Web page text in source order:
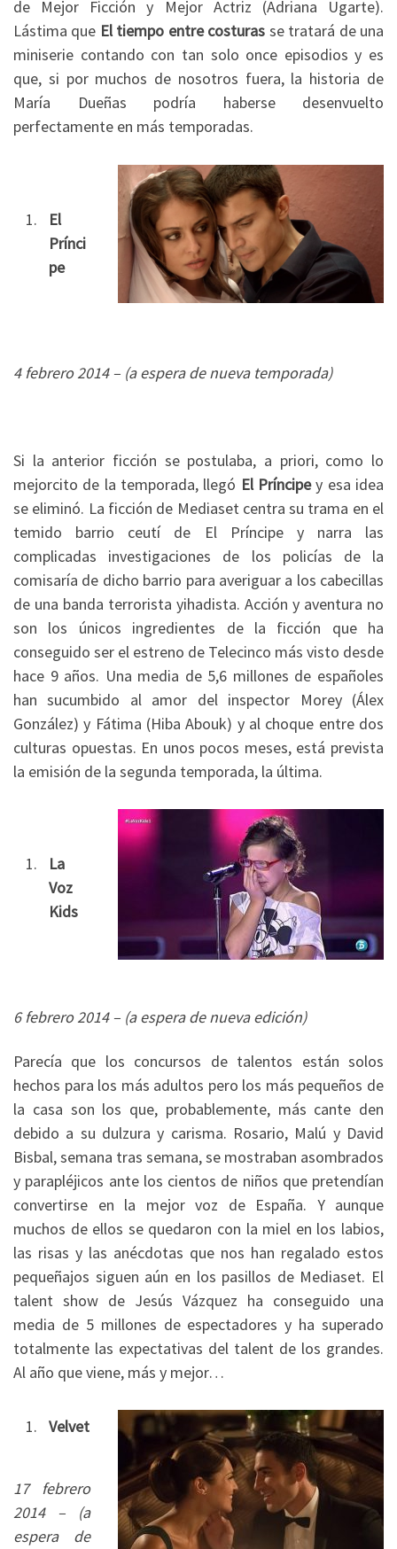
de Mejor Ficción y Mejor Actriz (Adriana Ugarte).
Lástima que El tiempo entre costuras se tratará de una
miniserie contando con tan solo once episodios y es
que, si por muchos de nosotros fuera, la historia de
María Dueñas podría haberse desenvuelto
perfectamente en más temporadas.
El
Prínci
pe
4 febrero 2014 – (a espera de nueva temporada)
Si la anterior ficción se postulaba, a priori, como lo
mejorcito de la temporada, llegó El Príncipey esa idea
se eliminó. La ficción de Mediaset centra su trama en el
temido barrio ceutí de El Príncipe y narra las
complicadas investigaciones de los policías de la
comisaría de dicho barrio para averiguar a los cabecillas
de una banda terrorista yihadista. Acción y aventura no
son los únicos ingredientes de la ficción que ha
conseguido ser el estreno de Telecinco más visto desde
hace 9 años. Una media de 5,6 millones de españoles
han sucumbido al amor del inspector Morey (Álex
González) y Fátima (Hiba Abouk) y al choque entre dos
culturas opuestas. En unos pocos meses, está prevista
la emisión de la segunda temporada, la última.
La
Voz
Kids
6 febrero 2014 – (a espera de nueva edición)
Parecía que los concursos de talentos están solos
hechos para los más adultos pero los más pequeños de
la casa son los que, probablemente, más cante den
debido a su dulzura y carisma. Rosario, Malú y David
Bisbal, semana tras semana, se mostraban asombrados
y parapléjicos ante los cientos de niños que pretendían
convertirse en la mejor voz de España. Y aunque
muchos de ellos se quedaron con la miel en los labios,
las risas y las anécdotas que nos han regalado estos
pequeñajos siguen aún en los pasillos de Mediaset. El
talent show de Jesús Vázquez ha conseguido una
media de 5 millones de espectadores y ha superado
totalmente las expectativas del talent de los grandes.
Al año que viene, más y mejor…
Velvet
17 febrero
2014 – (a
espera de